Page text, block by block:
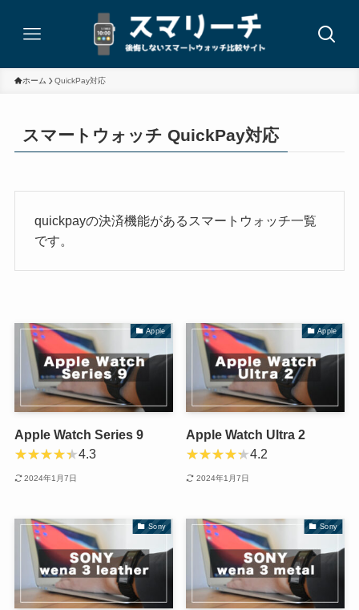
ホーム QuickPay対応
スマートウォッチ QuickPay対応
quickpayの決済機能があるスマートウォッチ一覧
です。
Apple
Apple Watch Series 9
4.3
2024年1月7日
Apple
Apple Watch Ultra 2
4.2
2024年1月7日
Sony Sony